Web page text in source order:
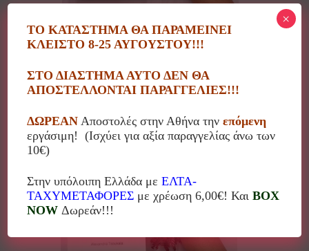
34.00€
ΤΟ ΚΑΤΑΣΤΗΜΑ ΘΑ ΠΑΡΑΜΕΙΝΕΙ
ΚΛΕΙΣΤΟ 8-25 ΑΥΓΟΥΣΤΟΥ!!!
ΣΤΟ ΔΙΑΣΤΗΜΑ ΑΥΤΟ ΔΕΝ ΘΑ
ΑΠΟΣΤΕΛΛΟΝΤΑΙ ΠΑΡΑΓΓΕΛΙΕΣ!!!
ΔΩΡΕΑΝ Αποστολές στην Αθήνα τηνεπόμενη
εργάσιμη! (Ισχύει για αξία παραγγελίας άνω των
10€)
Στην υπόλοιπη Ελλάδα μεΕΛΤΑ-
ΤΑΧΥΜΕΤΑΦΟΡΕΣ με χρέωση 6,00€! ΚαιBOX
NOW Δωρεάν!!!
×